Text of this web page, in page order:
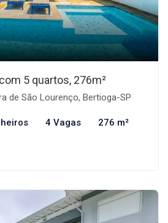
5 quartos, 276m²
de São Lourenço, Bertioga-SP
4 Vagas 276 m²